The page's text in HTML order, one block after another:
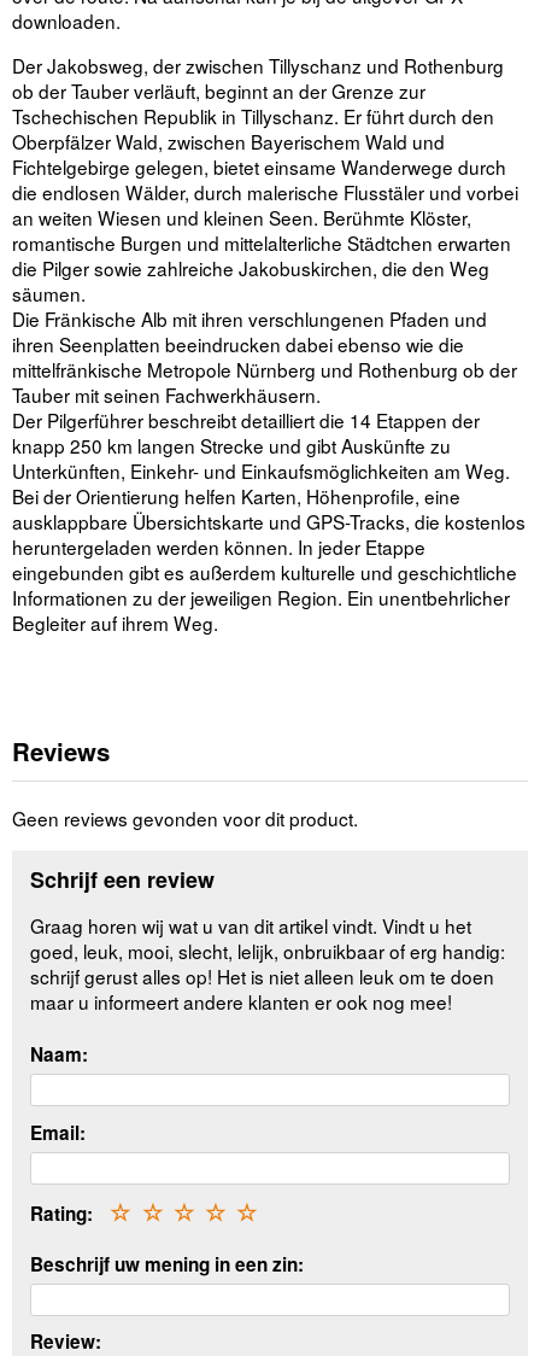
downloaden.
Der Jakobsweg, der zwischen Tillyschanz und Rothenburg
ob der Tauber verläuft, beginnt an der Grenze zur
Tschechischen Republik in Tillyschanz. Er führt durch den
Oberpfälzer Wald, zwischen Bayerischem Wald und
Fichtelgebirge gelegen, bietet einsame Wanderwege durch
die endlosen Wälder, durch malerische Flusstäler und vorbei
an weiten Wiesen und kleinen Seen. Berühmte Klöster,
romantische Burgen und mittelalterliche Städtchen erwarten
die Pilger sowie zahlreiche Jakobuskirchen, die den Weg
säumen.
Die Fränkische Alb mit ihren verschlungenen Pfaden und
ihren Seenplatten beeindrucken dabei ebenso wie die
mittelfränkische Metropole Nürnberg und Rothenburg ob der
Tauber mit seinen Fachwerkhäusern.
Der Pilgerführer beschreibt detailliert die 14 Etappen der
knapp 250 km langen Strecke und gibt Auskünfte zu
Unterkünften, Einkehr- und Einkaufsmöglichkeiten am Weg.
Bei der Orientierung helfen Karten, Höhenprofile, eine
ausklappbare Übersichtskarte und GPS-Tracks, die kostenlos
heruntergeladen werden können. In jeder Etappe
eingebunden gibt es außerdem kulturelle und geschichtliche
Informationen zu der jeweiligen Region. Ein unentbehrlicher
Begleiter auf ihrem Weg.
Reviews
Geen reviews gevonden voor dit product.
Schrijf een review
Graag horen wij wat u van dit artikel vindt. Vindt u het
goed, leuk, mooi, slecht, lelijk, onbruikbaar of erg handig:
schrijf gerust alles op! Het is niet alleen leuk om te doen
maar u informeert andere klanten er ook nog mee!
Naam:
Email:
Rating: ☆
☆
☆
☆
☆
Beschrijf uw mening in een zin:
Review: